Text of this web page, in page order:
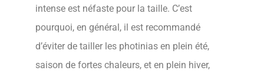
intense est néfaste pour la taille. C’est
pourquoi, en général, il est recommandé
d’éviter de tailler les photinias en plein été,
saison de fortes chaleurs, et en plein hiver,